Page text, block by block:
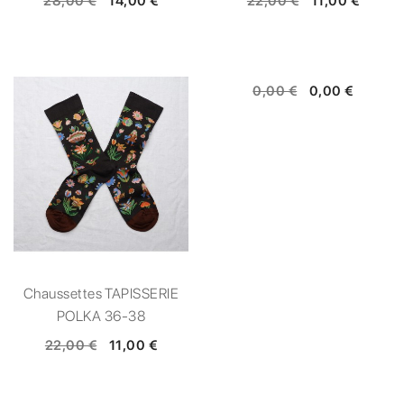
Chaussettes TAPISSERIE
POLKA 36-38
22,00 € 11,00 €
0,00 € 0,00 €